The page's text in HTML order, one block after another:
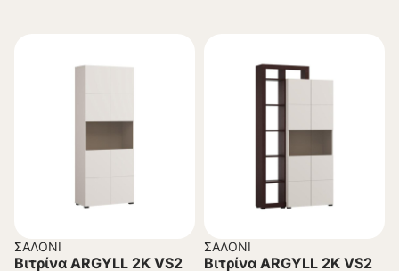
ΣΑΛΌΝΙ
Βιτρίνα ARGYLL 2K VS2
ΣΑΛΌΝΙ
Βιτρίνα ARGYLL 2K VS2